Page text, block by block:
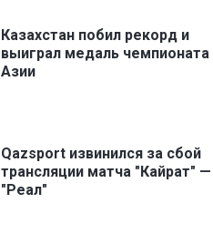
Казахстан побил рекорд и
выиграл медаль чемпионата
Азии
Qazsport извинился за сбой
трансляции матча "Кайрат" —
"Реал"